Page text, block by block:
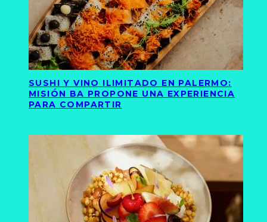
SUSHI Y VINO ILIMITADO EN PALERMO:
MISIÓN BA PROPONE UNA EXPERIENCIA
PARA COMPARTIR